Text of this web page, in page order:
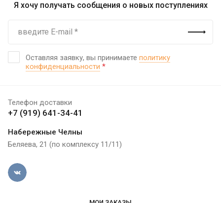
Я хочу получать сообщения о новых поступлениях
Оставляя заявку, вы принимаете политику
конфиденциальности *
Телефон доставки
+7 (919) 641-34-41
Набережные Челны
Беляева, 21 (по комплексу 11/11)